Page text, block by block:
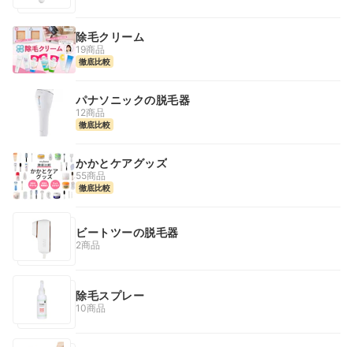
除毛クリーム
19商品
徹底比較
パナソニックの脱毛器
12商品
徹底比較
かかとケアグッズ
55商品
徹底比較
ビートツーの脱毛器
2商品
除毛スプレー
10商品